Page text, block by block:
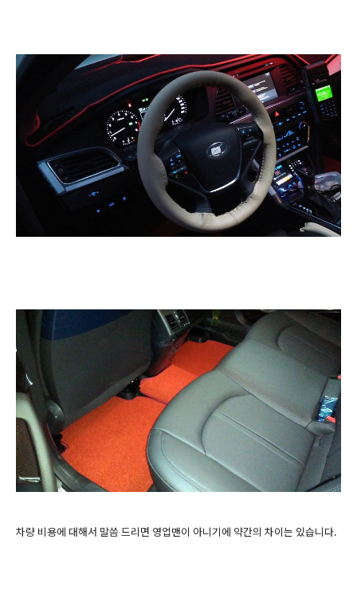
차량 비용에 대해서 말씀 드리면 영업맨이 아니기에 약간의 차이는 있습니다.